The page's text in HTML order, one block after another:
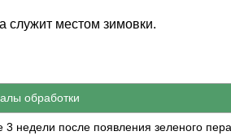
служит местом зимовки.
обработки
3 недели после появления зеленого пера